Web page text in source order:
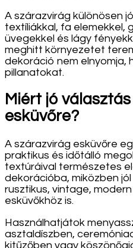
A szárazvirág különösen
textíliákkal, fa elemekkel,
üvegekkel és lágy
meghitt környezetet
dekoráció nem elnyomja,
pillanatokat.
Miért jó
esküvőre?
A szárazvirág esküvőre
praktikus és időtálló
textúráival természetes
dekorációba, miközben
rusztikus, vintage,
esküvőkhöz is.
Használhatjátok
asztaldíszben,
kitűzőben vagy